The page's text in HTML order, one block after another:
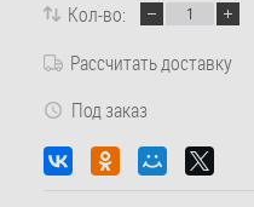
Кол-во:
Рассчитать доставку
Под заказ